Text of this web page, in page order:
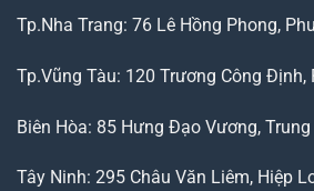
Tp.Nha Trang: 76 Lê Hồng Phong,
Tp.Vũng Tàu: 120 Trương Công Định,
Biên Hòa: 85 Hưng Đạo Vương, Trung
Tây Ninh: 295 Châu Văn Liêm, Hiệp